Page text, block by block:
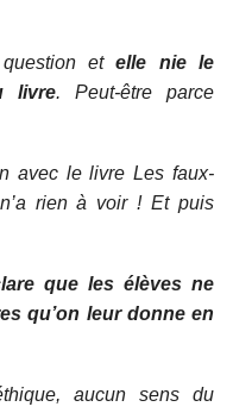
question etelle nie le
livre. Peut-être parce
avec le livreLes faux-
rien à voir ! Et puis
que les élèves ne
qu’on leur donne en
aucun sens du